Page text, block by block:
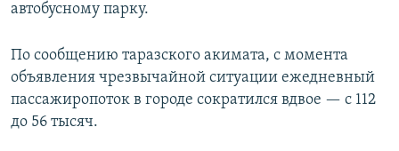
автобусному парку.
По сообщению таразского акимата, с момента
объявления чрезвычайной ситуации ежедневный
пассажиропоток в городе сократился вдвое — с 112
до 56 тысяч.